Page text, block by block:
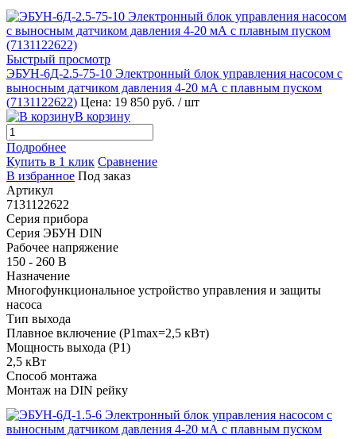
Быстрый просмотр
ЭБУН-6Д-2.5-75-10 Электронный блок управления насосом с
выносным датчиком давления 4-20 мА с плавным пуском
(7131122622) Цена: 19 850 руб. / шт
В корзину
Подробнее
Купить в 1 клик Сравнение
В избранное Под заказ
Артикул
7131122622
Серия прибора
Серия ЭБУН DIN
Рабочее напряжение
150 - 260 В
Назначение
Многофункциональное устройство управления и защиты
насоса
Тип выхода
Плавное включение (P1max=2,5 кВт)
Мощность выхода (P1)
2,5 кВт
Способ монтажа
Монтаж на DIN рейку